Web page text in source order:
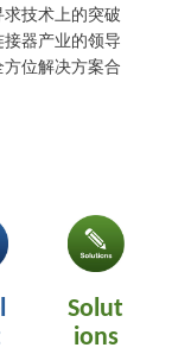
技术上的突破
器产业的领导
位解决方案合
Solut
ions